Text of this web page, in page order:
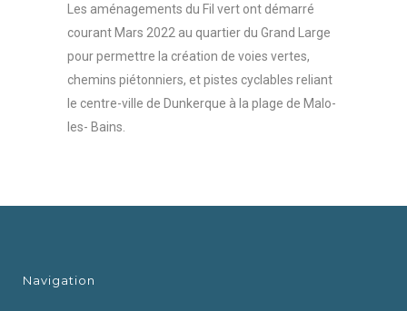
Les aménagements du Fil vert ont démarré
courant Mars 2022 au quartier du Grand Large
pour permettre la création de voies vertes,
chemins piétonniers, et pistes cyclables reliant
le centre-ville de Dunkerque à la plage de Malo-
les- Bains.
Navigation